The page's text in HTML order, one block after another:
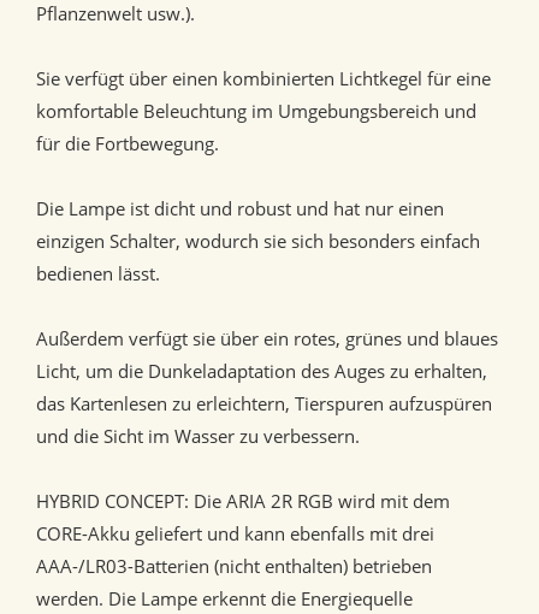
Pflanzenwelt usw.).
Sie verfügt über einen kombinierten Lichtkegel für eine
komfortable Beleuchtung im Umgebungsbereich und
für die Fortbewegung.
Die Lampe ist dicht und robust und hat nur einen
einzigen Schalter, wodurch sie sich besonders einfach
bedienen lässt.
Außerdem verfügt sie über ein rotes, grünes und blaues
Licht, um die Dunkeladaptation des Auges zu erhalten,
das Kartenlesen zu erleichtern, Tierspuren aufzuspüren
und die Sicht im Wasser zu verbessern.
HYBRID CONCEPT: Die ARIA 2R RGB wird mit dem
CORE-Akku geliefert und kann ebenfalls mit drei
AAA-/LR03-Batterien (nicht enthalten) betrieben
werden. Die Lampe erkennt die Energiequelle